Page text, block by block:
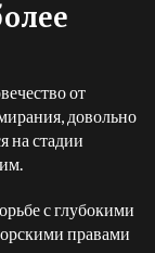
от
довольно
на стадии
с глубокими
правами